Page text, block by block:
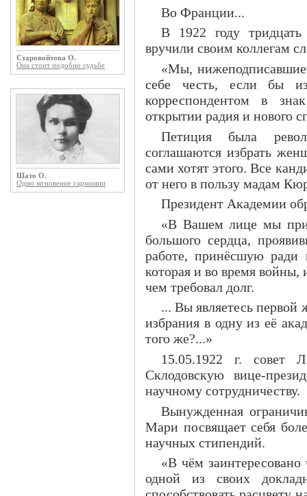
Старовойтова О.
Она стоит подобно судьбе
Шато О.
Одно мгновение гармонии
Во Франции...
В 1922 году
вручили своим коллегам
«Мы,
себе честь, если бы
корреспондентом в
открытии радия и нового
Петиция была
соглашаются избрать
сами хотят этого. Все
от него в пользу мадам
Президент Академии
«В Вашем лице мы
большого сердца,
работе, принёсшую ради
которая и во время войны,
чем требовал долг.
... Вы являетесь
избрания в одну из её
того же?...»
15.05.1922 г. совет
Склодовскую вице-
научному сотрудничеству.
Вынужденная
Мари посвящает себя
научных стипендий.
«В чём
одной из своих